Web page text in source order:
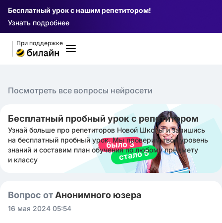
Бесплатный урок с нашим репетитором!
Узнать подробнее
При поддержке
Посмотреть все вопросы нейросети
Бесплатный пробный урок с репетитором
Узнай больше про репетиторов Новой Школы и запишись
на бесплатный пробный урок. Мы проверим твой уровень
знаний и составим план обучения по любому предмету
и классу
Вопрос от Анонимного юзера
16 мая 2024 05:54